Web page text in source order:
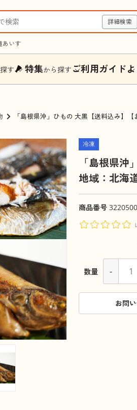
詳細検索
あいす
す 特集から探す ご利用ガイド
「島根県沖」ひもの 大黒【送料込み】
冷凍
「島根県
地域：北海
商品番号
数量 -
お問